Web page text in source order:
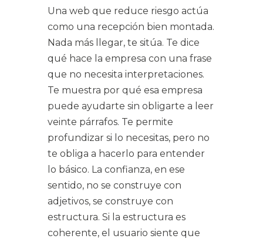
Una web que reduce riesgo actúa
como una recepción bien montada.
Nada más llegar, te sitúa. Te dice
qué hace la empresa con una frase
que no necesita interpretaciones.
Te muestra por qué esa empresa
puede ayudarte sin obligarte a leer
veinte párrafos. Te permite
profundizar si lo necesitas, pero no
te obliga a hacerlo para entender
lo básico. La confianza, en ese
sentido, no se construye con
adjetivos, se construye con
estructura. Si la estructura es
coherente, el usuario siente que